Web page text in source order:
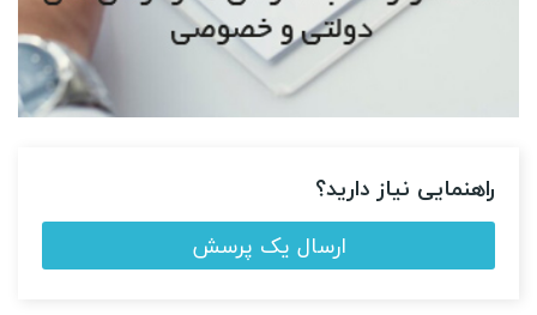
راهنمایی نیاز دارید؟
ارسال یک پرسش